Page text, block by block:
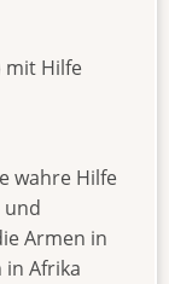
mit Hilfe
wahre Hilfe
Armen in
Afrika